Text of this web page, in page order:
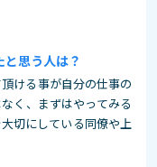
思う人は？
ける事が自分の仕事の
く、まずはやってみる
切にしている同僚や上